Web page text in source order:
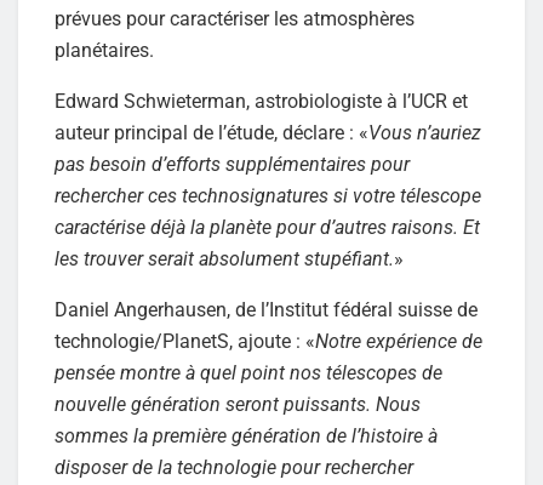
prévues pour caractériser les atmosphères
planétaires.
Edward Schwieterman, astrobiologiste à l’UCR et
auteur principal de l’étude, déclare : «Vous n’auriez
pas besoin d’efforts supplémentaires pour
rechercher ces technosignatures si votre télescope
caractérise déjà la planète pour d’autres raisons. Et
les trouver serait absolument stupéfiant.»
Daniel Angerhausen, de l’Institut fédéral suisse de
technologie/PlanetS, ajoute : «Notre expérience de
pensée montre à quel point nos télescopes de
nouvelle génération seront puissants. Nous
sommes la première génération de l’histoire à
disposer de la technologie pour rechercher